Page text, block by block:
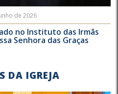
de 2026
no Instituto das Irmãs
Senhora das Graças
DA IGREJA